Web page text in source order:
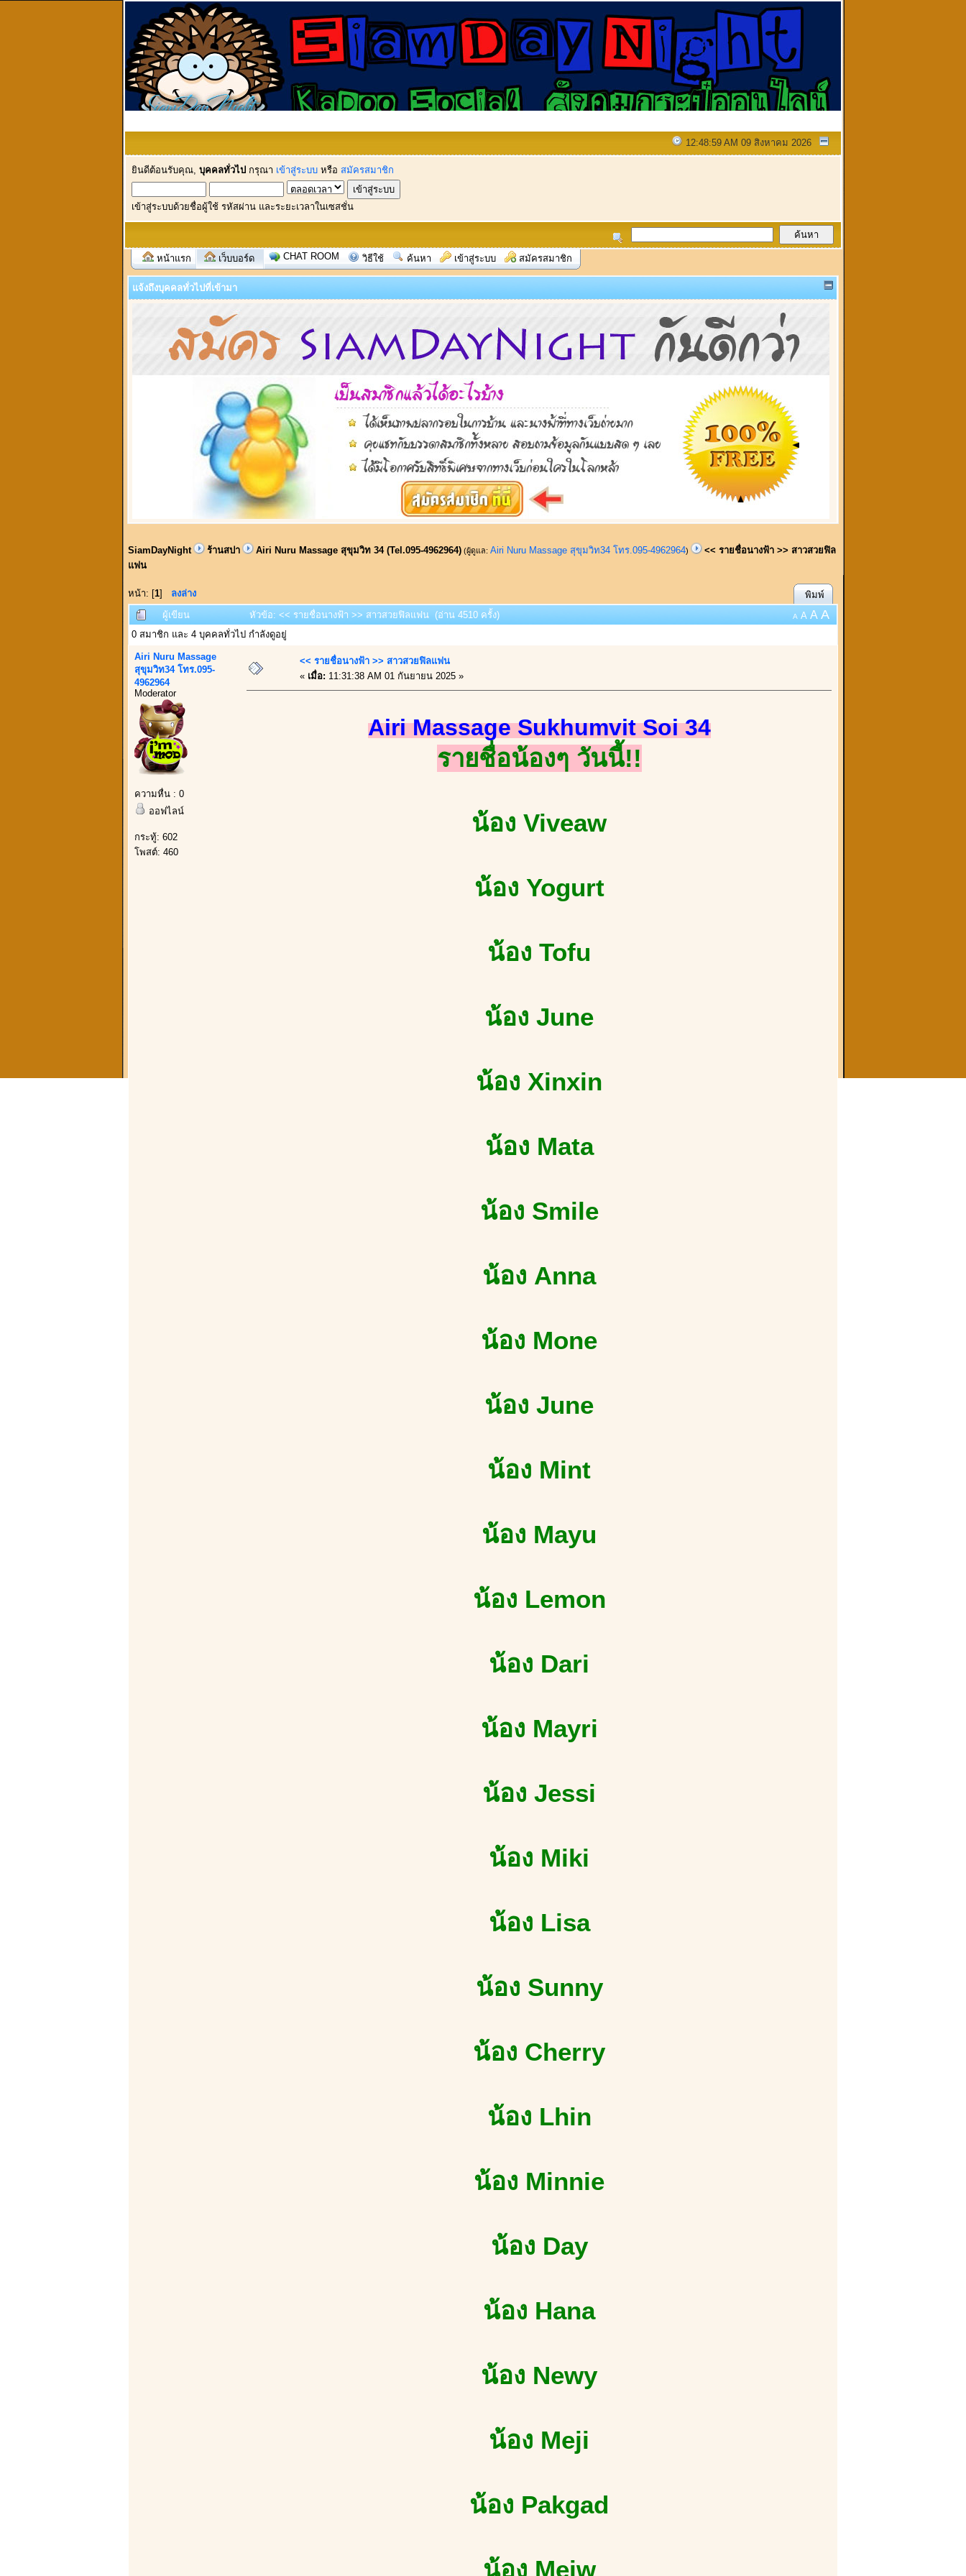
12:48:59 AM 09 สิงหาคม 2026
ยินดีต้อนรับคุณ, บุคคลทั่วไป กรุณา เข้าสู่ระบบ หรือ สมัครสมาชิก
เข้าสู่ระบบด้วยชื่อผู้ใช้ รหัสผ่าน และระยะเวลาในเซสชั่น
หน้าแรก เว็บบอร์ด CHAT ROOM วิธีใช้ ค้นหา เข้าสู่ระบบ สมัครสมาชิก
แจ้งถึงบุคคลทั่วไปที่เข้ามา
SiamDayNight ร้านสปา Airi Nuru Massage สุขุมวิท 34 (Tel.095-4962964) (ผู้ดูแล: Airi Nuru Massage สุขุมวิท34 โทร.095-4962964)
<< รายชื่อนางฟ้า >> สาวสวยฟิล
แฟน
หน้า: [1] ลงล่าง
พิมพ์
ผู้เขียน
หัวข้อ: << รายชื่อนางฟ้า >> สาวสวยฟิลแฟน (อ่าน 4510 ครั้ง) A A A A
0 สมาชิก และ 4 บุคคลทั่วไป กำลังดูอยู่
Airi Nuru Massage
สุขุมวิท34 โทร.095-
4962964
Moderator
ความหื่น : 0
ออฟไลน์
กระทู้: 602
โพสต์: 460
<< รายชื่อนางฟ้า >> สาวสวยฟิลแฟน
« เมื่อ: 11:31:38 AM 01 กันยายน 2025 »
Airi Massage Sukhumvit Soi 34
รายชื่อน้องๆ วันนี้!!
น้อง Viveaw
น้อง Yogurt
น้อง Tofu
น้อง June
น้อง Xinxin
น้อง Mata
น้อง Smile
น้อง Anna
น้อง Mone
น้อง June
น้อง Mint
น้อง Mayu
น้อง Lemon
น้อง Dari
น้อง Mayri
น้อง Jessi
น้อง Miki
น้อง Lisa
น้อง Sunny
น้อง Cherry
น้อง Lhin
น้อง Minnie
น้อง Day
น้อง Hana
น้อง Newy
น้อง Meji
น้อง Pakgad
น้อง Meiw